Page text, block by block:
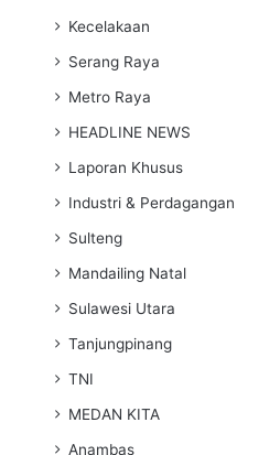
Kecelakaan
Serang Raya
Metro Raya
HEADLINE NEWS
Laporan Khusus
Industri & Perdagangan
Sulteng
Mandailing Natal
Sulawesi Utara
Tanjungpinang
TNI
MEDAN KITA
Anambas